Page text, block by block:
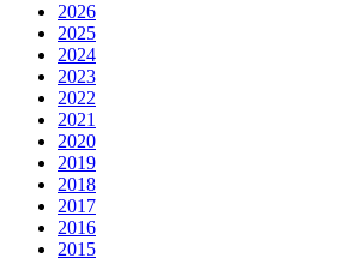
2026
2025
2024
2023
2022
2021
2020
2019
2018
2017
2016
2015